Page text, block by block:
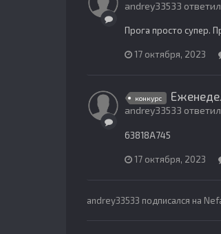
andrey33533
Прога просто супер.
17 октября, 2023
конкурс
andrey33533
63818A745
17 октября, 2023
andrey33533 подписался на